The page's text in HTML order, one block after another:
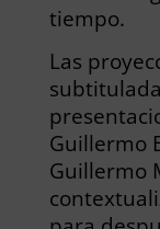
tiempo.
Las
Guillermo
Guillermo